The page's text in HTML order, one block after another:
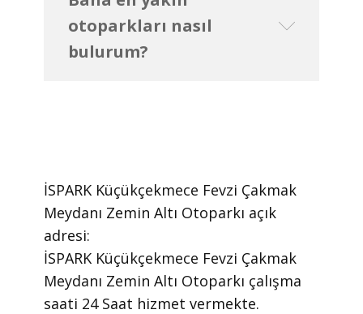
otoparkları nasıl
bulurum?
İSPARK Küçükçekmece Fevzi Çakmak
Meydanı Zemin Altı Otoparkı ​açık
adresi:
İSPARK Küçükçekmece Fevzi Çakmak
Meydanı Zemin Altı Otoparkı ​çalışma
saati 24 Saat ​hizmet vermekte.